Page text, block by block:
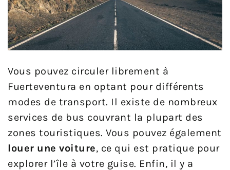
Vous pouvez circuler librement à
Fuerteventura en optant pour différents
modes de transport. Il existe de nombreux
services de bus couvrant la plupart des
zones touristiques. Vous pouvez également
louer une voiture, ce qui est pratique pour
explorer l’île à votre guise. Enfin, il y a